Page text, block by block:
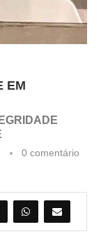
EM
0 comentário